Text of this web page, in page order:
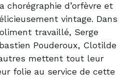
chorégraphie d’orfèvre et
vintage. Dans
travaillé, Serge
Pouderoux, Clotilde
mettent tout leur
folie au service de cette